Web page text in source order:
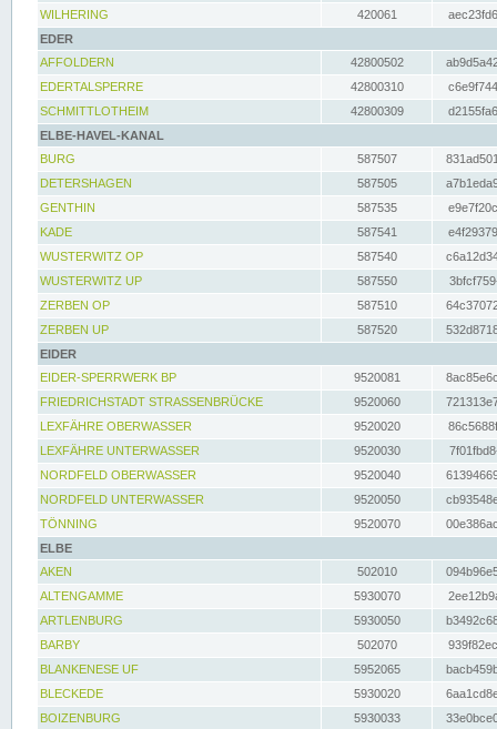
WILHERING
420061
EDER
AFFOLDERN
42800502
EDERTALSPERRE
42800310
SCHMITTLOTHEIM
42800309
ELBE-HAVEL-KANAL
BURG
587507
DETERSHAGEN
587505
GENTHIN
587535
KADE
587541
WUSTERWITZ OP
587540
WUSTERWITZ UP
587550
ZERBEN OP
587510
ZERBEN UP
587520
EIDER
EIDER-SPERRWERK BP
9520081
FRIEDRICHSTADT STRASSENBRÜCKE
9520060
LEXFÄHRE OBERWASSER
9520020
LEXFÄHRE UNTERWASSER
9520030
NORDFELD OBERWASSER
9520040
NORDFELD UNTERWASSER
9520050
TÖNNING
9520070
ELBE
AKEN
502010
ALTENGAMME
5930070
ARTLENBURG
5930050
BARBY
502070
BLANKENESE UF
5952065
BLECKEDE
5930020
BOIZENBURG
5930033